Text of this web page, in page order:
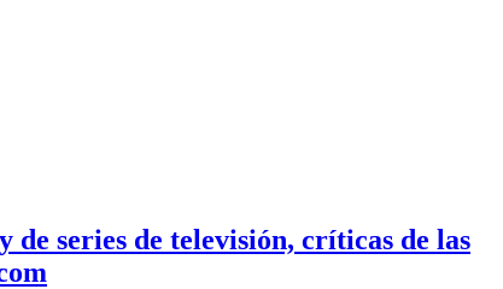
de series de televisión, críticas de las